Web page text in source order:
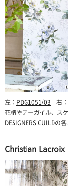
左： PDG1051/03 右：
花柄やアーガイル、ス
DESIGNERS GUILDの
Christian Lacroix